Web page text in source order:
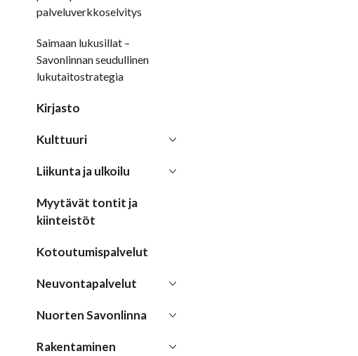
palveluverkkoselvitys
Saimaan lukusillat –
Savonlinnan seudullinen
lukutaitostrategia
Kirjasto
Kulttuuri
Liikunta ja ulkoilu
Myytävät tontit ja
kiinteistöt
Kotoutumispalvelut
Neuvontapalvelut
Nuorten Savonlinna
Rakentaminen